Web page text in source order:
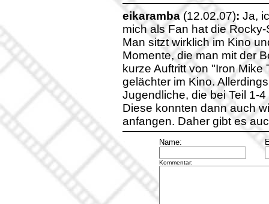
eikaramba(12.02.07): Ja,
mich als Fan hat die
Man sitzt wirklich im Kino
Momente, die man mit der
kurze Auftritt von "Iron
gelächter im Kino.
Jugendliche, die bei Teil 1-
Diese konnten dann auch
anfangen. Daher gibt es
Name:
Kommentar: